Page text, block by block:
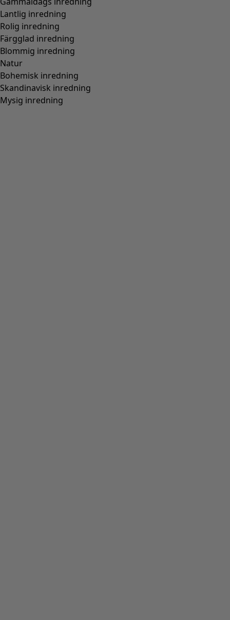
Lantlig inredning
Rolig inredning
Färgglad inredning
Blommig inredning
Natur
Bohemisk inredning
Skandinavisk inredning
Mysig inredning